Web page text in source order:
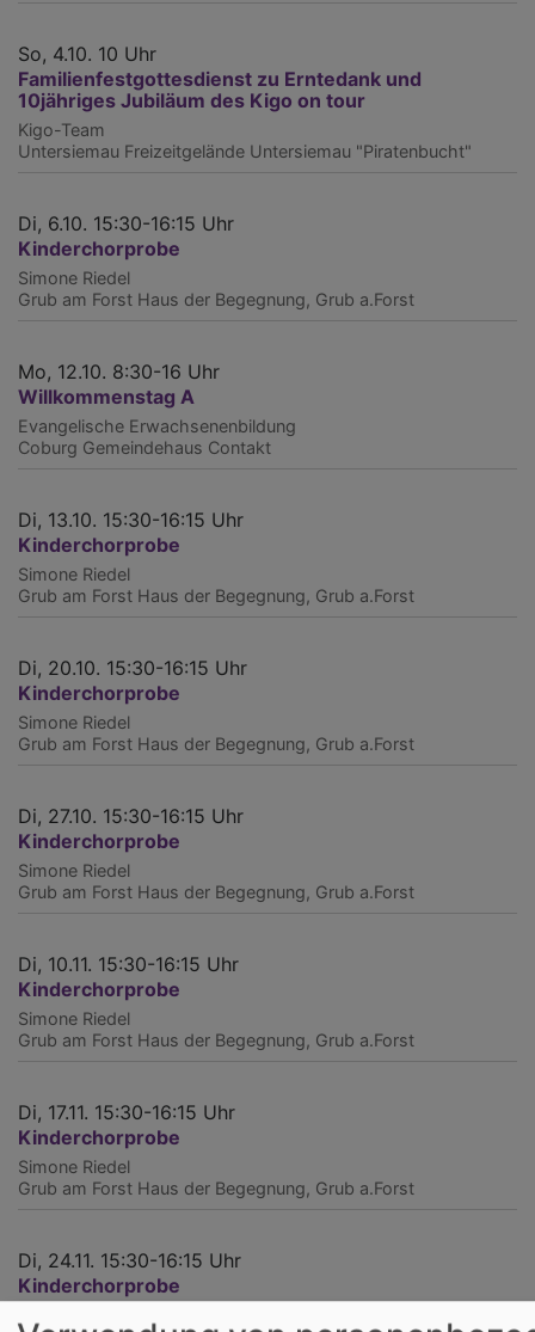
So, 4.10. 10 Uhr
Familienfestgottesdienst zu Erntedank und
10jähriges Jubiläum des Kigo on tour
Kigo-Team
Untersiemau Freizeitgelände Untersiemau "Piratenbucht"
Di, 6.10. 15:30-16:15 Uhr
Kinderchorprobe
Simone Riedel
Grub am Forst Haus der Begegnung, Grub a.Forst
Mo, 12.10. 8:30-16 Uhr
Willkommenstag A
Evangelische Erwachsenenbildung
Coburg Gemeindehaus Contakt
Di, 13.10. 15:30-16:15 Uhr
Kinderchorprobe
Simone Riedel
Grub am Forst Haus der Begegnung, Grub a.Forst
Di, 20.10. 15:30-16:15 Uhr
Kinderchorprobe
Simone Riedel
Grub am Forst Haus der Begegnung, Grub a.Forst
Di, 27.10. 15:30-16:15 Uhr
Kinderchorprobe
Simone Riedel
Grub am Forst Haus der Begegnung, Grub a.Forst
Di, 10.11. 15:30-16:15 Uhr
Kinderchorprobe
Simone Riedel
Grub am Forst Haus der Begegnung, Grub a.Forst
Di, 17.11. 15:30-16:15 Uhr
Kinderchorprobe
Simone Riedel
Grub am Forst Haus der Begegnung, Grub a.Forst
Di, 24.11. 15:30-16:15 Uhr
Kinderchorprobe